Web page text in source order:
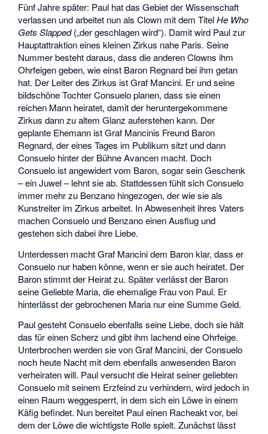
Fünf Jahre später: Paul hat das Gebiet der Wissenschaft
verlassen und arbeitet nun als Clown mit dem TitelHe Who
Gets Slapped(„der geschlagen wird“). Damit wird Paul zur
Hauptattraktion eines kleinen Zirkus nahe Paris. Seine
Nummer besteht daraus, dass die anderen Clowns ihm
Ohrfeigen geben, wie einst Baron Regnard bei ihm getan
hat. Der Leiter des Zirkus ist Graf Mancini. Er und seine
bildschöne Tochter Consuelo planen, dass sie einen
reichen Mann heiratet, damit der heruntergekommene
Zirkus dann zu altem Glanz auferstehen kann. Der
geplante Ehemann ist Graf Mancinis Freund Baron
Regnard, der eines Tages im Publikum sitzt und dann
Consuelo hinter der Bühne Avancen macht. Doch
Consuelo ist angewidert vom Baron, sogar sein Geschenk
– ein Juwel – lehnt sie ab. Stattdessen fühlt sich Consuelo
immer mehr zu Benzano hingezogen, der wie sie als
Kunstreiter im Zirkus arbeitet. In Abwesenheit ihres Vaters
machen Consuelo und Benzano einen Ausflug und
gestehen sich dabei ihre Liebe.
Unterdessen macht Graf Mancini dem Baron klar, dass er
Consuelo nur haben könne, wenn er sie auch heiratet. Der
Baron stimmt der Heirat zu. Später verlässt der Baron
seine Geliebte Maria, die ehemalige Frau von Paul. Er
hinterlässt der gebrochenen Maria nur eine Summe Geld.
Paul gesteht Consuelo ebenfalls seine Liebe, doch sie hält
das für einen Scherz und gibt ihm lachend eine Ohrfeige.
Unterbrochen werden sie von Graf Mancini, der Consuelo
noch heute Nacht mit dem ebenfalls anwesenden Baron
verheiraten will. Paul versucht die Heirat seiner geliebten
Consuelo mit seinem Erzfeind zu verhindern, wird jedoch in
einen Raum weggesperrt, in dem sich ein Löwe in einem
Käfig befindet. Nun bereitet Paul einen Racheakt vor, bei
dem der Löwe die wichtigste Rolle spielt. Zunächst lässt